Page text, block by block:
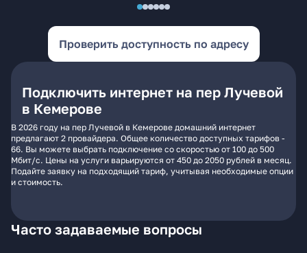
Проверить доступность по адресу
Подключить интернет на пер Лучевой
в Кемерове
В 2026 году на пер Лучевой в Кемерове домашний интернет
предлагают 2 провайдера. Общее количество доступных тарифов -
66. Вы можете выбрать подключение со скоростью от 100 до 500
Мбит/с. Цены на услуги варьируются от 450 до 2050 рублей в месяц.
Подайте заявку на подходящий тариф, учитывая необходимые опции
и стоимость.
Часто задаваемые вопросы